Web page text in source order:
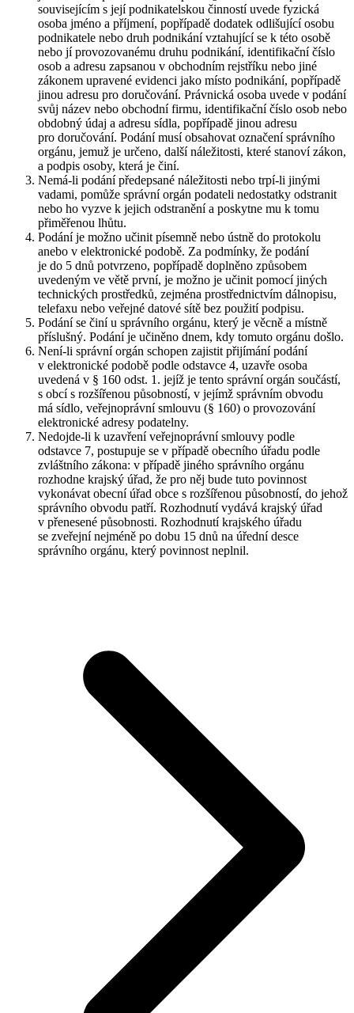
souvisejícím s její podnikatelskou činností uvede fyzická
osoba jméno a příjmení, popřípadě dodatek odlišující osobu
podnikatele nebo druh podnikání vztahující se k této osobě
nebo jí provozovanému druhu podnikání, identifikační číslo
osob a adresu zapsanou v obchodním rejstříku nebo jiné
zákonem upravené evidenci jako místo podnikání, popřípadě
jinou adresu pro doručování. Právnická osoba uvede v podání
svůj název nebo obchodní firmu, identifikační číslo osob nebo
obdobný údaj a adresu sídla, popřípadě jinou adresu
pro doručování. Podání musí obsahovat označení správního
orgánu, jemuž je určeno, další náležitosti, které stanoví zákon,
a podpis osoby, která je činí.
Nemá-li podání předepsané náležitosti nebo trpí-li jinými
vadami, pomůže správní orgán podateli nedostatky odstranit
nebo ho vyzve k jejich odstranění a poskytne mu k tomu
přiměřenou lhůtu.
Podání je možno učinit písemně nebo ústně do protokolu
anebo v elektronické podobě. Za podmínky, že podání
je do 5 dnů potvrzeno, popřípadě doplněno způsobem
uvedeným ve větě první, je možno je učinit pomocí jiných
technických prostředků, zejména prostřednictvím dálnopisu,
telefaxu nebo veřejné datové sítě bez použití podpisu.
Podání se činí u správního orgánu, který je věcně a místně
příslušný. Podání je učiněno dnem, kdy tomuto orgánu došlo.
Není-li správní orgán schopen zajistit přijímání podání
v elektronické podobě podle odstavce 4, uzavře osoba
uvedená v § 160 odst. 1. jejíž je tento správní orgán součástí,
s obcí s rozšířenou působností, v jejímž správním obvodu
má sídlo, veřejnoprávní smlouvu (§ 160) o provozování
elektronické adresy podatelny.
Nedojde-li k uzavření veřejnoprávní smlouvy podle
odstavce 7, postupuje se v případě obecního úřadu podle
zvláštního zákona: v případě jiného správního orgánu
rozhodne krajský úřad, že pro něj bude tuto povinnost
vykonávat obecní úřad obce s rozšířenou působností, do jehož
správního obvodu patří. Rozhodnutí vydává krajský úřad
v přenesené působnosti. Rozhodnutí krajského úřadu
se zveřejní nejméně po dobu 15 dnů na úřední desce
správního orgánu, který povinnost neplnil.